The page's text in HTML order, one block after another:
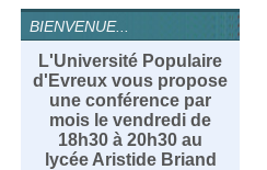
BIENVENUE...
L'Université Populaire
d'Evreux vous propose
une conférence par
mois le vendredi de
18h30 à 20h30 au
lycée Aristide Briand